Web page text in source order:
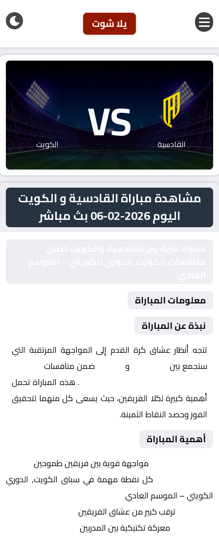
يلا شوت
القادسية VS الكويت
مشاهدة مباراة القادسية و الكويت
اليوم 2026-02-06 بث مباشر
معلومات المباراة
نبذة عن المباراة
تتجه أنظار عشاق كرة القدم إلى المواجهة المرتقبة التي
ستجمع بين
و ضمن منافسات
. هذه المباراة تحمل
أهمية كبيرة لكلا الفريقين، حيث يسعى كل منهما لتحقيق
الفوز وحصد النقاط الثمينة.
أهمية المباراة
مواجهة قوية بين فريقين طموحين
كل نقطة مهمة في سباق الكويت, الدوري
الكويتي – الموسم العادي
ترقب كبير من عشاق الفريقين
معركة تكتيكية بين المدربين